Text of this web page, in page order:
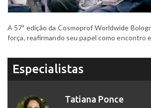
A 57ª edição da Cosmoprof Worldwide
força, reafirmando seu papel como encontro
Especialistas
Tatiana Ponce